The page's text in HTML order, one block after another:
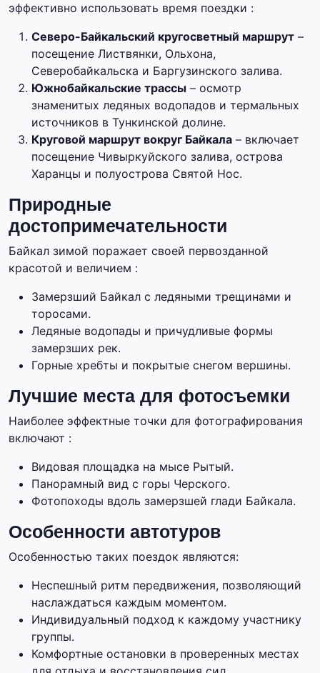
эффективно использовать время поездки :
Северо-Байкальский кругосветный маршрут –
посещение Листвянки, Ольхона,
Северобайкальска и Баргузинского залива.
Южнобайкальские трассы – осмотр
знаменитых ледяных водопадов и термальных
источников в Тункинской долине.
Круговой маршрут вокруг Байкала – включает
посещение Чивыркуйского залива, острова
Харанцы и полуострова Святой Нос.
Природные
достопримечательности
Байкал зимой поражает своей первозданной
красотой и величием :
Замерзший Байкал с ледяными трещинами и
торосами.
Ледяные водопады и причудливые формы
замерзших рек.
Горные хребты и покрытые снегом вершины.
Лучшие места для фотосъемки
Наиболее эффектные точки для фотографирования
включают :
Видовая площадка на мысе Рытый.
Панорамный вид с горы Черского.
Фотопоходы вдоль замерзшей глади Байкала.
Особенности автотуров
Особенностью таких поездок являются:
Неспешный ритм передвижения, позволяющий
наслаждаться каждым моментом.
Индивидуальный подход к каждому участнику
группы.
Комфортные остановки в проверенных местах